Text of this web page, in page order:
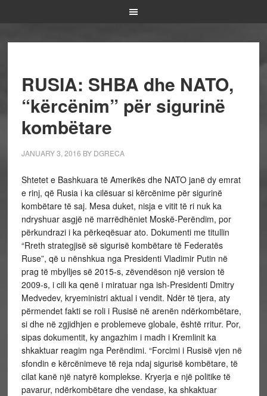
RUSIA: SHBA dhe NATO,
“kërcënim” për sigurinë
kombëtare
JANUARY 3, 2016 BY DGRECA
Shtetet e Bashkuara të Amerikës dhe NATO janë dy emrat
e rinj, që Rusia i ka cilësuar si kërcënime për sigurinë
kombëtare të saj. Mesa duket, nisja e vitit të ri nuk ka
ndryshuar asgjë në marrëdhëniet Moskë-Perëndim, por
përkundrazi i ka përkeqësuar ato. Dokumenti me titullin
“Rreth strategjisë së sigurisë kombëtare të Federatës
Ruse”, që u nënshkua nga Presidenti Vladimir Putin në
prag të mbylljes së 2015-s, zëvendëson një version të
2009-s, i cili ka qenë i miratuar nga ish-Presidenti Dmitry
Medvedev, kryeministri aktual i vendit. Ndër të tjera, aty
përmendet fakti se roli i Rusisë në arenën ndërkombëtare,
si dhe në zgjidhjen e problemeve globale, është rritur. Por,
sipas dokumentit, ky angazhim i madh i Kremlinit ka
shkaktuar reagim nga Perëndimi. “Forcimi i Rusisë vjen në
sfondin e kërcënimeve të reja ndaj sigurisë kombëtare, të
cilat kanë një natyrë komplekse. Kryerja e një politike të
pavarur, ndërkombëtare dhe vendase, ka shkaktuar